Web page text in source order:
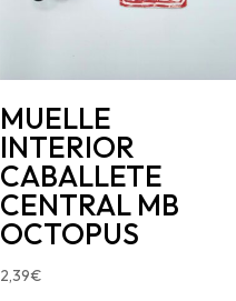
MUELLE
INTERIOR
CABALLETE
CENTRAL MB
OCTOPUS
2,39€